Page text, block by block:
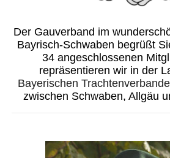
Der Gauverband im
Bayrisch-Schwaben begrüßt
34 angeschlossenen
repräsentieren wir in der
Bayerischen
zwischen Schwaben, Allgäu